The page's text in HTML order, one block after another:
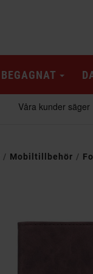
BEGAGNAT
Mobiltillbehör